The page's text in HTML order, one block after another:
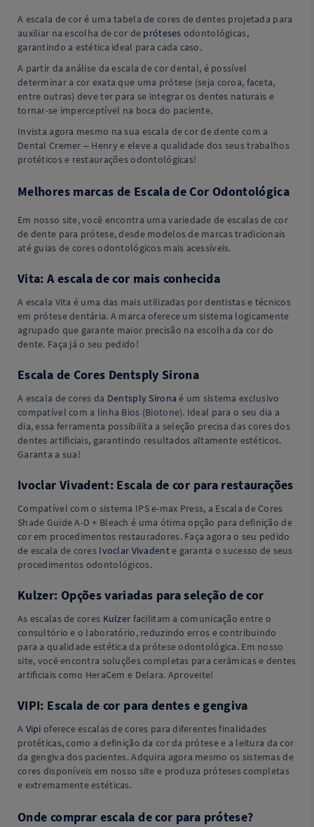
A escala de cor é uma tabela de cores de dentes projetada para
auxiliar na escolha de cor de próteses odontológicas,
garantindo a estética ideal para cada caso.
A partir da análise da escala de cor dental, é possível
determinar a cor exata que uma prótese (seja coroa, faceta,
entre outras) deve ter para se integrar os dentes naturais e
tornar-se imperceptível na boca do paciente.
Invista agora mesmo na sua escala de cor de dente com a
Dental Cremer – Henry e eleve a qualidade dos seus trabalhos
protéticos e restaurações odontológicas!
Melhores marcas de Escala de Cor Odontológica
Em nosso site, você encontra uma variedade de escalas de cor
de dente para prótese, desde modelos de marcas tradicionais
até guias de cores odontológicos mais acessíveis.
Vita: A escala de cor mais conhecida
A escala Vita é uma das mais utilizadas por dentistas e técnicos
em prótese dentária. A marca oferece um sistema logicamente
agrupado que garante maior precisão na escolha da cor do
dente. Faça já o seu pedido!
Escala de Cores Dentsply Sirona
A escala de cores da Dentsply Sirona é um sistema exclusivo
compatível com a linha Bios (Biotone). Ideal para o seu dia a
dia, essa ferramenta possibilita a seleção precisa das cores dos
dentes artificiais, garantindo resultados altamente estéticos.
Garanta a sua!
Ivoclar Vivadent: Escala de cor para restaurações
Compatível com o sistema IPS e-max Press, a Escala de Cores
Shade Guide A-D + Bleach é uma ótima opção para definição de
cor em procedimentos restauradores. Faça agora o seu pedido
de escala de cores Ivoclar Vivadente garanta o sucesso de seus
procedimentos odontológicos.
Kulzer: Opções variadas para seleção de cor
As escalas de cores Kulzer facilitam a comunicação entre o
consultório e o laboratório, reduzindo erros e contribuindo
para a qualidade estética da prótese odontológica. Em nosso
site, você encontra soluções completas para cerâmicas e dentes
artificiais como HeraCem e Delara. Aproveite!
VIPI: Escala de cor para dentes e gengiva
A Vipi oferece escalas de cores para diferentes finalidades
protéticas, como a definição da cor da prótese e a leitura da cor
da gengiva dos pacientes. Adquira agora mesmo os sistemas de
cores disponíveis em nosso site e produza próteses completas
e extremamente estéticas.
Onde comprar escala de cor para prótese?